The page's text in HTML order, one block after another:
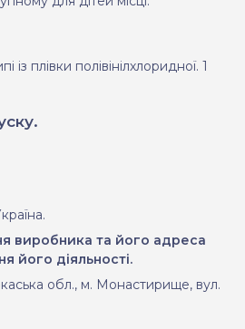
із плівки полівінілхлоридної. 1
виробника та його адреса
його діяльності.
обл., м. Монастирище, вул.